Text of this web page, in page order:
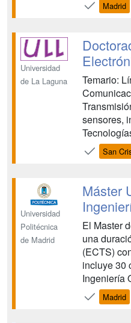
grupo de
realizadas,
gru...
Madrid
Universidad
de La Laguna
Temario:
sensores,
3D
San
Universidad
Politécnica
de Madrid
Máster
El Master
una
(ECTS)
incluye 30
Ingeniería
Trabajo
optativos,
Madrid